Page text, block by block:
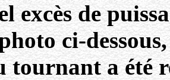
excès de
ci-
tournant a été